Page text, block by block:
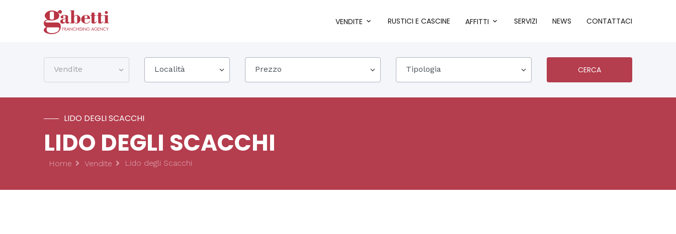
VENDITE RUSTICI E CASCINE AFFITTI SERVIZI NEWS CONTATTACI
Vendite Località Prezzo Tipologia CERCA
LIDO DEGLI SCACCHI
LIDO DEGLI SCACCHI
Home Vendite Lido degli Scacchi